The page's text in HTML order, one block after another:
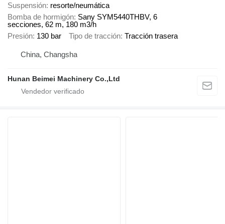
Suspensión resorte/neumática
Bomba de hormigón Sany SYM5440THBV, 6
secciones, 62 m, 180 m3/h
Presión 130 bar Tipo de tracción Tracción trasera
China, Changsha
Hunan Beimei Machinery Co.,Ltd